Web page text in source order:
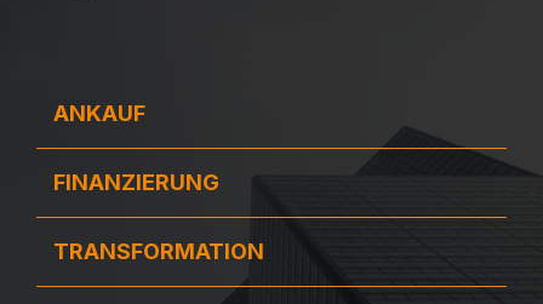
ANKAUF
FINANZIERUNG
TRANSFORMATION